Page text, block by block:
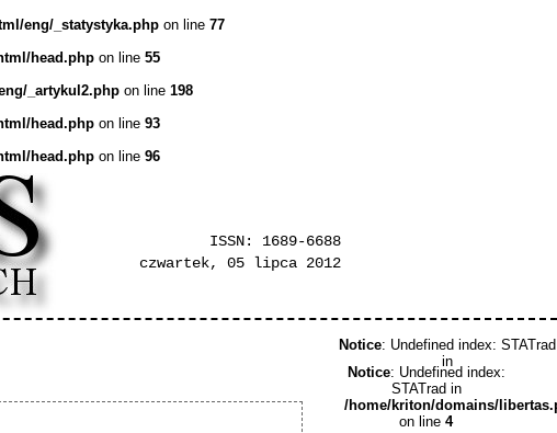
eng/_statystyka.phpon line 77
head.phpon line 55
_artykul2.phpon line 198
head.phpon line 93
head.phpon line 96
ISSN: 1689-6688
czwartek, 05 lipca 2012
Notice: Undefined index:
STATrad in
/home/kriton/domains/
on line 4
Notice: Undefined index: STATrad
in